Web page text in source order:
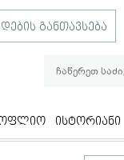
განთავსება
ისტორიანი